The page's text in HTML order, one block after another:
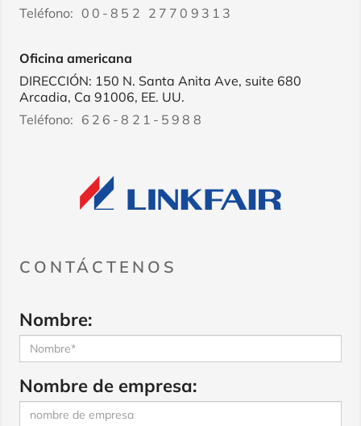
Teléfono: 00-852 27709313
Oficina americana
DIRECCIÓN: 150 N. Santa Anita Ave, suite 680
Arcadia, Ca 91006, EE. UU.
Teléfono: 626-821-5988
CONTÁCTENOS
Nombre:
Nombre de empresa: